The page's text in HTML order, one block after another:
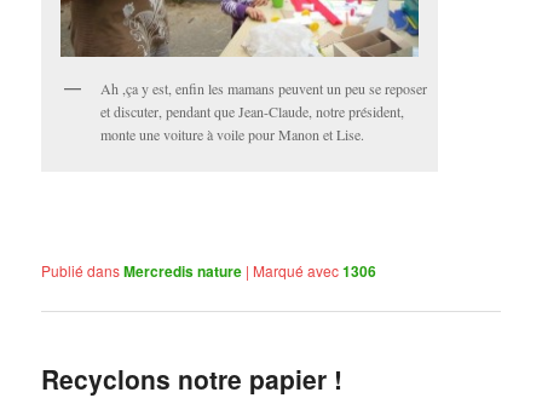
Ah ,ça y est, enfin les mamans peuvent un peu se reposer
et discuter, pendant que Jean-Claude, notre président,
monte une voiture à voile pour Manon et Lise.
Publié dansMercredis nature | Marqué avec1306
Recyclons notre papier !